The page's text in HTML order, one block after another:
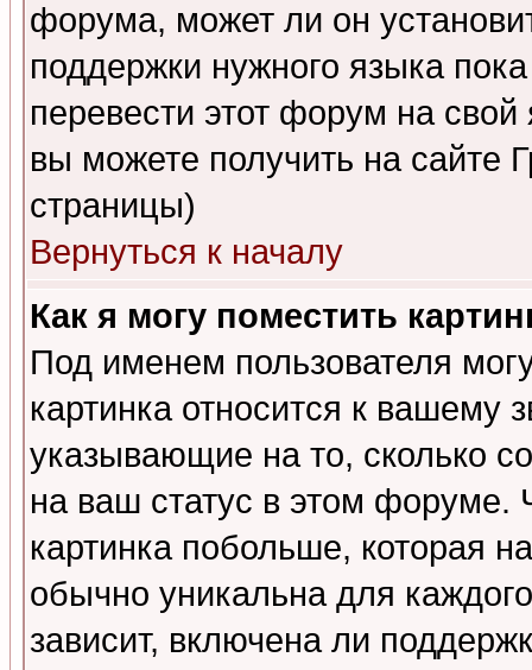
форума, может ли он
поддержки нужного языка
перевести этот форум на
вы можете получить на сайте
страницы)
Вернуться к началу
Как я могу поместить
Под именем пользователя
картинка относится к вашему
указывающие на то, сколько
на ваш статус в этом форуме.
картинка побольше, которая
обычно уникальна для
зависит, включена ли